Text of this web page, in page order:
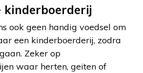
kinderboerderij
ook geen handig voedsel om
een kinderboerderij, zodra
Zeker op
waar herten, geiten of